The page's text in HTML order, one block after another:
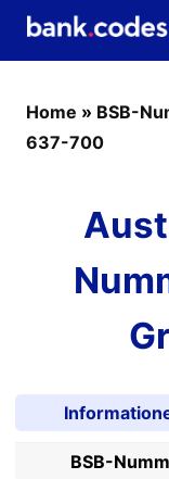
Home » BSB-
637-700
BSB-